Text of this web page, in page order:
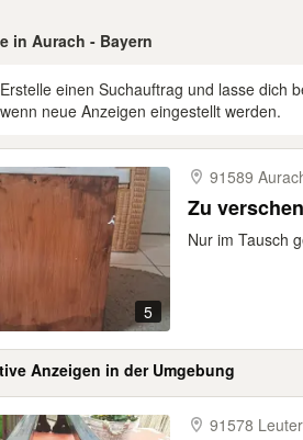
in Aurach - Bayern
Erstelle einen Suchauftrag und lasse dich
wenn neue Anzeigen eingestellt werden.
5
91589
Zu
Nur im Tausch
Anzeigen in der Umgebung
91578